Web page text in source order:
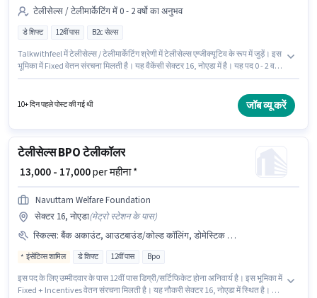
टेलीसेल्स / टेलीमार्केटिंग में 0 - 2 वर्षो का अनुभव
डे शिफ्ट 12वीं पास B2c सेल्स
Talkwithfeel में टेलीसेल्स / टेलीमार्केटिंग श्रेणी में टेलीसेल्स एग्जीक्यूटिव के रूप में जुड़ें। इस
भूमिका में Fixed वेतन संरचना मिलती है। यह वैकेंसी सेक्टर 16, नोएडा में है। यह पद 0 - 2 वर्षो
जिसमें डे शिफ्ट और 6 days working प्रति सप्ताह है।
10+ दिन पहले पोस्ट की गई थी जॉब व्यू करें
टेलीसेल्स BPO टेलीकॉलर
₹ 13,000 - 17,000per महीना *
Navuttam Welfare Foundation
सेक्टर 16, नोएडा(मेट्रो स्टेशन के पास)
स्किल्स: बैंक अकाउंट, आउटबाउंड/कोल्ड कॉलिंग, डोमेस्टिक कॉलिंग, वायरिंग, आधार कार्ड, कम्युनिकेशन स्किल, PAN कार्ड
इंसेंटिव्स शामिल डे शिफ्ट 12वीं पास Bpo
इस पद के लिए उम्मीदवार के पास 12वीं पास डिग्री/सर्टिफिकेट होना अनिवार्य है। इस भूमिका में
Fixed + Incentives वेतन संरचना मिलती है। यह नौकरी सेक्टर 16, नोएडा में स्थित है। इस